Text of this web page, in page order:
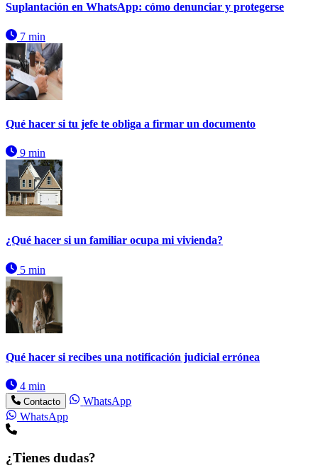
Suplantación en WhatsApp: cómo denunciar y protegerse
7 min
Qué hacer si tu jefe te obliga a firmar un documento
9 min
¿Qué hacer si un familiar ocupa mi vivienda?
5 min
Qué hacer si recibes una notificación judicial errónea
4 min
Contacto
WhatsApp
WhatsApp
¿Tienes dudas?